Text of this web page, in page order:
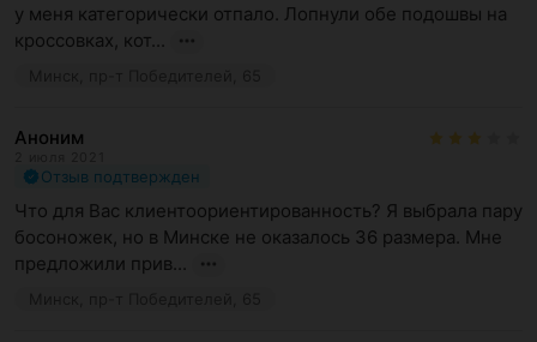
у меня категорически отпало. Лопнули обе подошвы на
кроссовках, кот...
Аноним
Отзыв подтвержден
Что для Вас клиентоориентированность? Я выбрала пару
босоножек, но в Минске не оказалось 36 размера. Мне
предложили прив...